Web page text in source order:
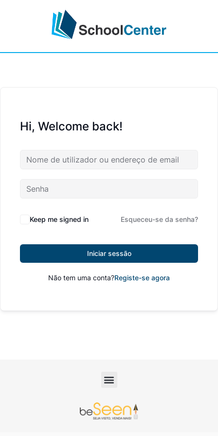
Hi, Welcome back!
Keep me signed in Esqueceu-se da senha?
Iniciar sessão
Não tem uma conta?Registe-se agora